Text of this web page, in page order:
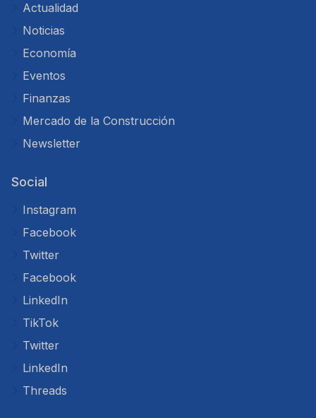
Actualidad
Noticias
Economía
Eventos
Finanzas
Mercado de la Construcción
Newsletter
Social
Instagram
Facebook
Twitter
Facebook
LinkedIn
TikTok
Twitter
LinkedIn
Threads